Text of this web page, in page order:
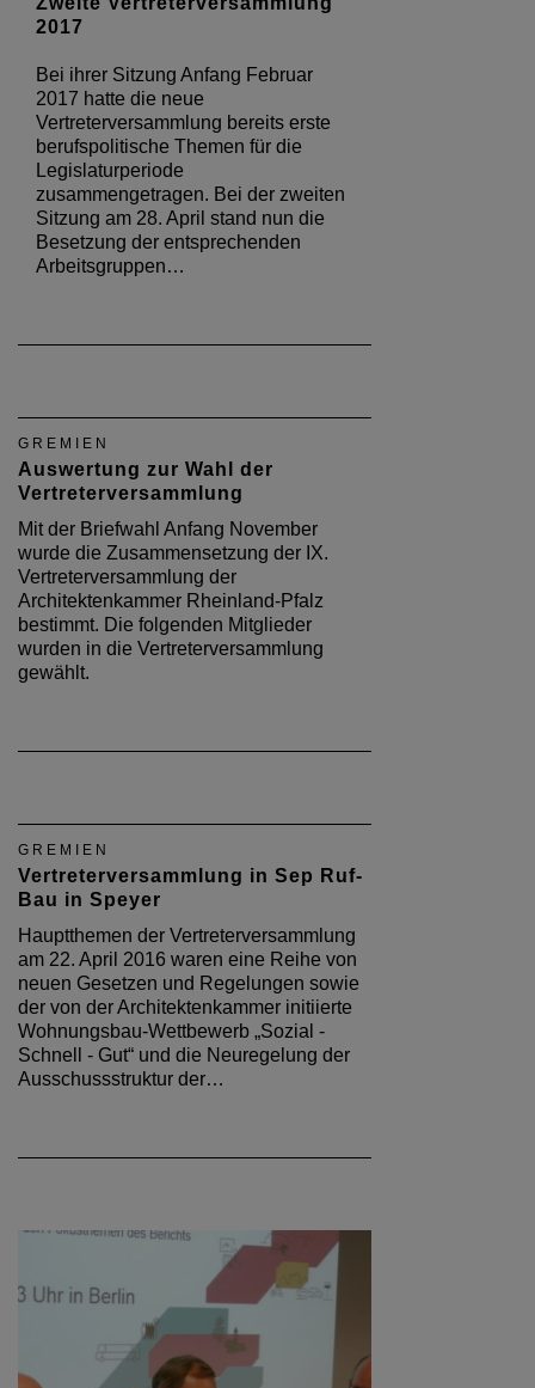
2017
Bei ihrer Sitzung Anfang Februar
2017 hatte die neue
Vertreterversammlung bereits erste
berufspolitische Themen für die
Legislaturperiode
zusammengetragen. Bei der zweiten
Sitzung am 28. April stand nun die
Besetzung der entsprechenden
Arbeitsgruppen…
GREMIEN
Auswertung zur Wahl der
Vertreterversammlung
Mit der Briefwahl Anfang November
wurde die Zusammensetzung der IX.
Vertreterversammlung der
Architektenkammer Rheinland-Pfalz
bestimmt. Die folgenden Mitglieder
wurden in die Vertreterversammlung
gewählt.
GREMIEN
Vertreterversammlung in Sep Ruf-
Bau in Speyer
Hauptthemen der Vertreterversammlung
am 22. April 2016 waren eine Reihe von
neuen Gesetzen und Regelungen sowie
der von der Architektenkammer initiierte
Wohnungsbau-Wettbewerb „Sozial -
Schnell - Gut“ und die Neuregelung der
Ausschussstruktur der…